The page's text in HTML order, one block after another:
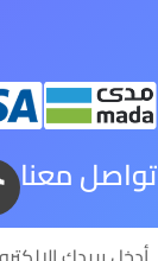
تواصل معنا